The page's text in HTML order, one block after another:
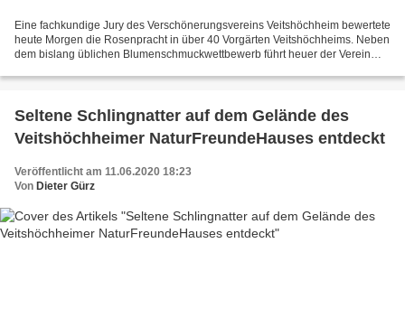
Eine fachkundige Jury des Verschönerungsvereins Veitshöchheim bewertete
heute Morgen die Rosenpracht in über 40 Vorgärten Veitshöchheims. Neben
dem bislang üblichen Blumenschmuckwettbewerb führt heuer der Verein
Seltene Schlingnatter auf dem Gelände des
Veitshöchheimer NaturFreundeHauses entdeckt
Veröffentlicht am 11.06.2020 18:23
Von Dieter Gürz